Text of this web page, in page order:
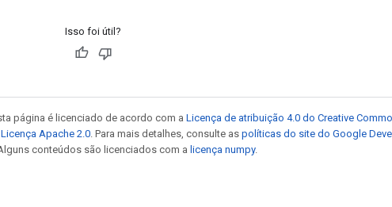
Isso foi útil?
página é licenciado de acordo com a Licença de atribuição 4.0 do Creative
Licença Apache 2.0 . Para mais detalhes, consulte as políticas do site do Google
conteúdos são licenciados com a licença numpy.